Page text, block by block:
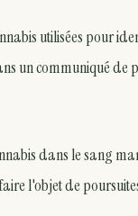
utilisées pour
un communiqué
dans le sang
l'objet de